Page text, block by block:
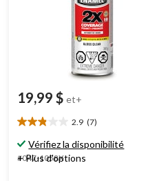
19,99 $ et+
2.9 (7)
2.9
étoile(s)
sur
Vérifiez la disponibilité
#047-1058X
+ Plus d'options